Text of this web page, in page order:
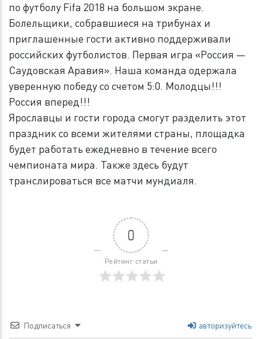
по футболу Fifa 2018 на большом экране.
Болельщики, собравшиеся на трибунах и
приглашенные гости активно поддерживали
российских футболистов. Первая игра «Россия —
Саудовская Аравия». Наша команда одержала
уверенную победу со счетом 5:0. Молодцы!!!
Россия вперед!!!
Ярославцы и гости города смогут разделить этот
праздник со всеми жителями страны, площадка
будет работать ежедневно в течение всего
чемпионата мира. Также здесь будут
транслироваться все матчи мундиаля.
0
Рейтинг статьи
Подписаться авторизуйтесь